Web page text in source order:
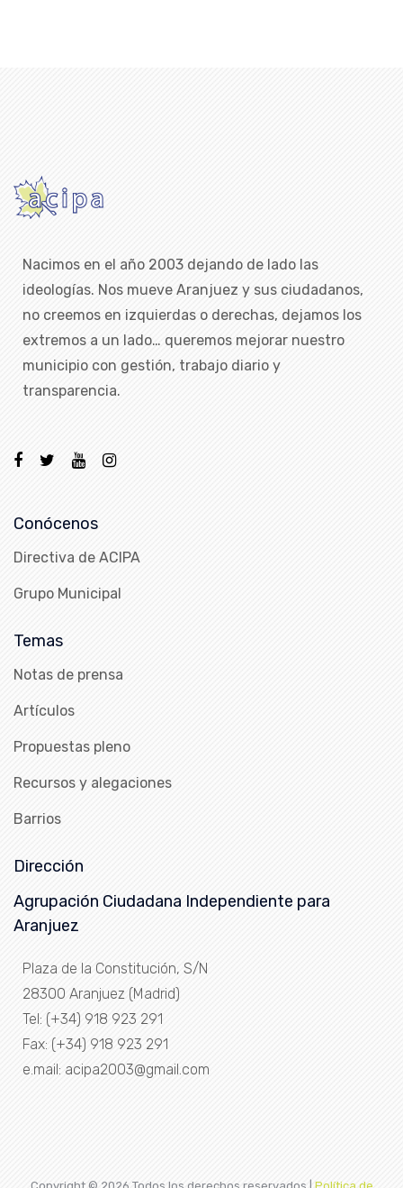
Nacimos en el año 2003 dejando de lado las
ideologías. Nos mueve Aranjuez y sus ciudadanos,
no creemos en izquierdas o derechas, dejamos los
extremos a un lado… queremos mejorar nuestro
municipio con gestión, trabajo diario y
transparencia.
Conócenos
Directiva de ACIPA
Grupo Municipal
Temas
Notas de prensa
Artículos
Propuestas pleno
Recursos y alegaciones
Barrios
Dirección
Agrupación Ciudadana Independiente para
Aranjuez
Plaza de la Constitución, S/N
28300 Aranjuez (Madrid)
Tel: (+34) 918 923 291
Fax: (+34) 918 923 291
e.mail: acipa2003@gmail.com